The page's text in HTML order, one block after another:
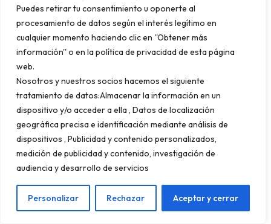
Puedes retirar tu consentimiento u oponerte al
procesamiento de datos según el interés legítimo en
cualquier momento haciendo clic en ''Obtener más
información'' o en la política de privacidad de esta página
web.
Nosotros y nuestros socios hacemos el siguiente
tratamiento de datos:Almacenar la información en un
dispositivo y/o acceder a ella , Datos de localización
geográfica precisa e identificación mediante análisis de
dispositivos , Publicidad y contenido personalizados,
medición de publicidad y contenido, investigación de
audiencia y desarrollo de servicios
Personalizar Rechazar Aceptar y cerrar
<head>
<meta charset=»UTF-8″>
<title>Tu Título SEO</title>
<link rel=»canonical»
href=»https://tusitio.com/es/producto/» />
<!– Etiquetas hreflang –>
<link rel=»alternate» hreflang=»es-ES»
href=»https://tusitio.com/es/producto/» />
<link rel=»alternate» hreflang=»es-MX»
href=»https://tusitio.com/mx/producto/» />
<link rel=»alternate» hreflang=»en-US»